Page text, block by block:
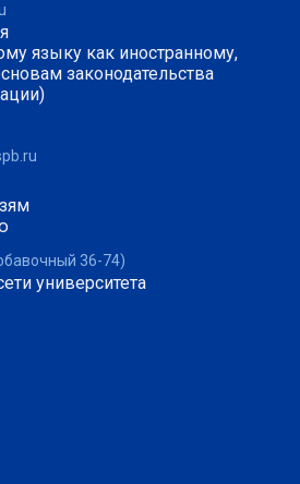
языку как иностранному,
законодательства
36-74)
университета